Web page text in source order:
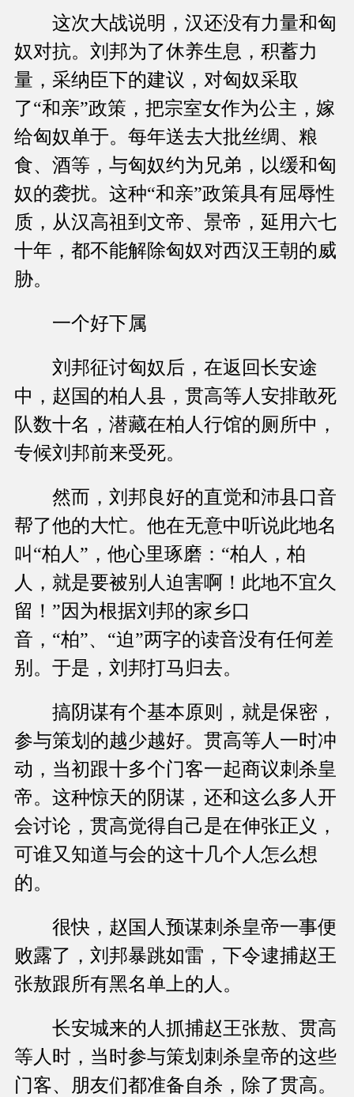
这次大战说明，汉还没有力量和匈
奴对抗。刘邦为了休养生息，积蓄力
量，采纳臣下的建议，对匈奴采取
了“和亲”政策，把宗室女作为公主，嫁
给匈奴单于。每年送去大批丝绸、粮
食、酒等，与匈奴约为兄弟，以缓和匈
奴的袭扰。这种“和亲”政策具有屈辱性
质，从汉高祖到文帝、景帝，延用六七
十年，都不能解除匈奴对西汉王朝的威
胁。
一个好下属
刘邦征讨匈奴后，在返回长安途
中，赵国的柏人县，贯高等人安排敢死
队数十名，潜藏在柏人行馆的厕所中，
专候刘邦前来受死。
然而，刘邦良好的直觉和沛县口音
帮了他的大忙。他在无意中听说此地名
叫“柏人”，他心里琢磨：“柏人，柏
人，就是要被别人迫害啊！此地不宜久
留！”因为根据刘邦的家乡口
音，“柏”、“迫”两字的读音没有任何差
别。于是，刘邦打马归去。
搞阴谋有个基本原则，就是保密，
参与策划的越少越好。贯高等人一时冲
动，当初跟十多个门客一起商议刺杀皇
帝。这种惊天的阴谋，还和这么多人开
会讨论，贯高觉得自己是在伸张正义，
可谁又知道与会的这十几个人怎么想
的。
很快，赵国人预谋刺杀皇帝一事便
败露了，刘邦暴跳如雷，下令逮捕赵王
张敖跟所有黑名单上的人。
长安城来的人抓捕赵王张敖、贯高
等人时，当时参与策划刺杀皇帝的这些
门客、朋友们都准备自杀，除了贯高。